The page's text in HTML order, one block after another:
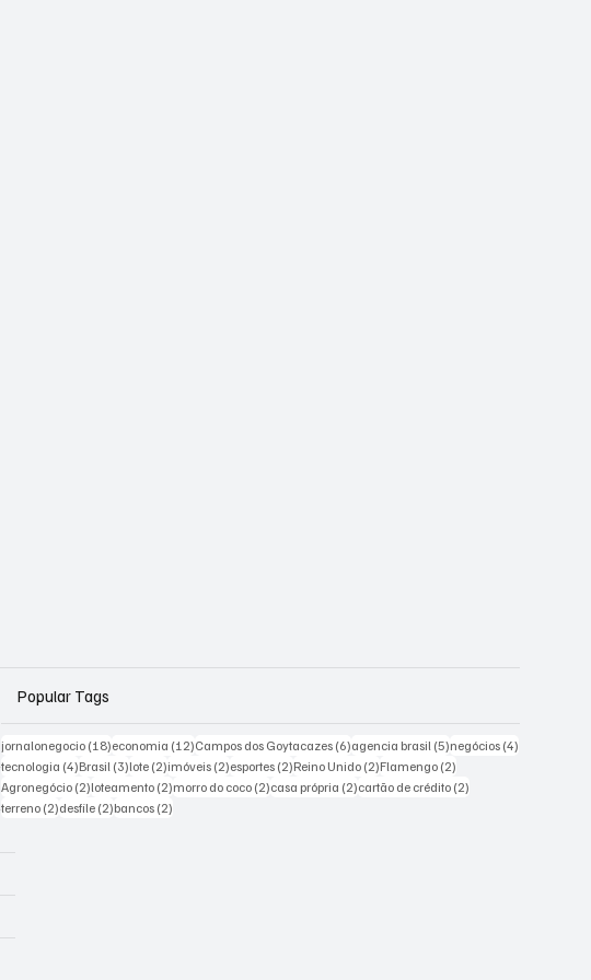
Popular Tags
jornalonegocio (18)18 posts
economia (12)12 posts
Campos dos Goytacazes (6)6 posts
agencia brasil (5)5 posts
negócios (4)
tecnologia (4)4 posts
Brasil (3)3 posts
lote (2)2 posts
imóveis (2)2 posts
esportes (2)2 posts
Reino Unido (2)2 posts
Flamengo (2)
Agronegócio (2)2 posts
loteamento (2)2 posts
morro do coco (2)2 posts
casa própria (2)2 posts
cartão de crédito (2)
terreno (2)2 posts
desfile (2)2 posts
bancos (2)